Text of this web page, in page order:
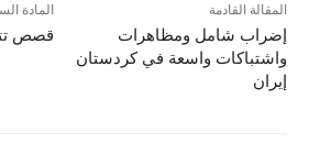
المادة
قصص
المقالة القادمة
إضراب شامل ومظاهرات
واشتباكات واسعة في كردستان
إيران